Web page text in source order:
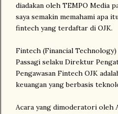
diadakan oleh TEMPO Media
saya semakin memahami apa
fintech yang terdaftar di OJK.
Fintech (Financial
Passagi selaku Direktur
Pengawasan Fintech OJK
keuangan yang berbasis
Acara yang dimoderatori oleh